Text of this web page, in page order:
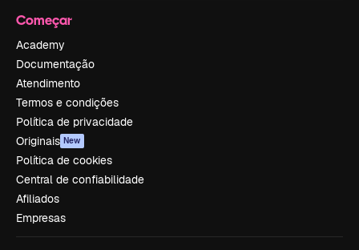
Começar
Academy
Documentação
Atendimento
Termos e condições
Política de privacidade
Originais New
Política de cookies
Central de confiabilidade
Afiliados
Empresas